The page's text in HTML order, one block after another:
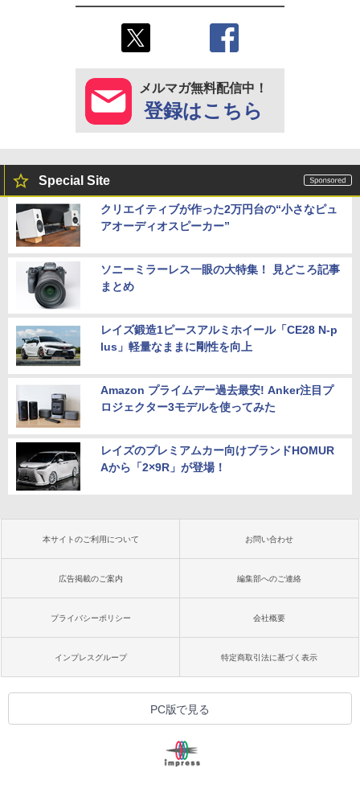
メルマガ無料配信中！
登録はこちら
Special Site
クリエイティブが作った2万円台の“小さなピュ
アオーディオスピーカー”
ソニーミラーレス一眼の大特集！ 見どころ記事
まとめ
レイズ鍛造1ピースアルミホイール「CE28 N-p
lus」軽量なままに剛性を向上
Amazon プライムデー過去最安! Anker注目プ
ロジェクター3モデルを使ってみた
レイズのプレミアムカー向けブランドHOMUR
Aから「2×9R」が登場！
本サイトのご利用について お問い合わせ
広告掲載のご案内 編集部へのご連絡
プライバシーポリシー 会社概要
インプレスグループ 特定商取引法に基づく表示
PC版で見る